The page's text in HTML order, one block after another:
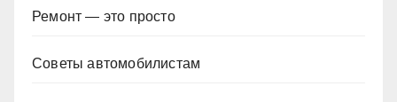
Ремонт — это просто
Советы автомобилистам